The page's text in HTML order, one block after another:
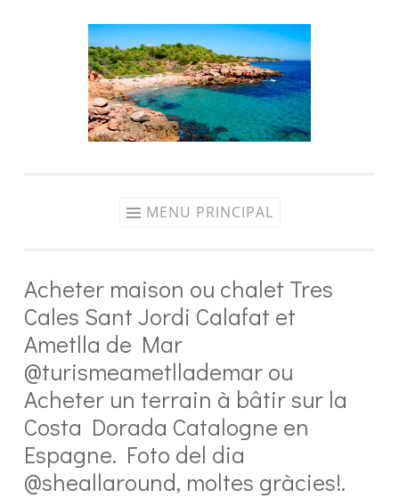
MENU PRINCIPAL
Acheter maison ou chalet Tres
Cales Sant Jordi Calafat et
Ametlla de Mar
@turismeametllademar ou
Acheter un terrain à bâtir sur la
Costa Dorada Catalogne en
Espagne. Foto del dia
@sheallaround, moltes gràcies!.